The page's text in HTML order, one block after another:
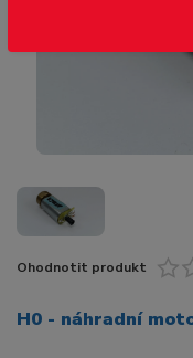
Ohodnotit produkt
H0 - náhradní